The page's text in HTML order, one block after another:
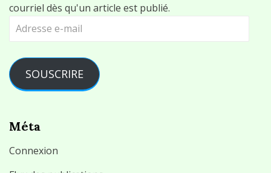
courriel dès qu'un article est publié.
Adresse
SOUSCRIRE
Méta
Connexion